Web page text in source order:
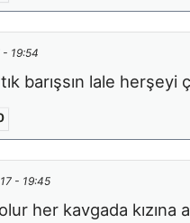
- 19:54
barışsın lale herşeyi
- 19:45
her kavgada kızına